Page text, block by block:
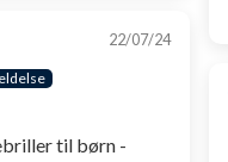
22/07/24
til børn -